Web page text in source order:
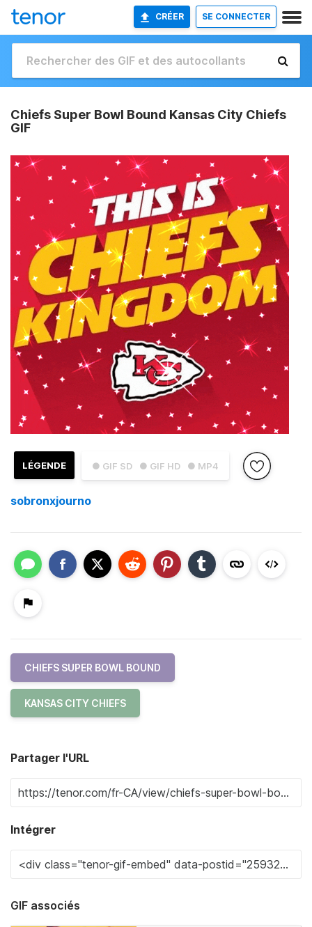
CRÉER SE CONNECTER
Chiefs Super Bowl Bound Kansas City Chiefs
GIF
● GIF SD ● GIF HD ● MP4
LÉGENDE
sobronxjourno
CHIEFS SUPER BOWL BOUND
KANSAS CITY CHIEFS
Partager l'URL
Intégrer
GIF associés